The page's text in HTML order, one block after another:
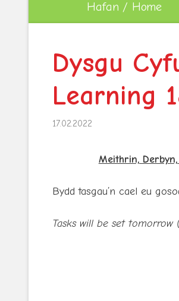
Hafan / Home
Dysgu
Learning
17.02.2022
Meithrin,
Bydd tasgau’n cael eu
Tasks will be set tomorrow